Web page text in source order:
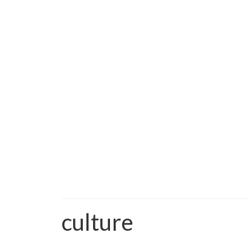
culture